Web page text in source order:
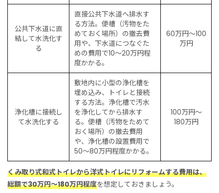
公共下水道に直
結して水洗化す
る
直接公共下水道へ排水す
る方法。便槽（汚物をた
めておく場所）の撤去費
用や、下水道につなぐた
めの費用で10〜20万円程
度かかる。
60万円〜100
万円
浄化槽に接続し
て水洗化する
敷地内に小型の浄化槽を
埋め込み、トイレと接続
する方法。浄化槽で汚水
を浄化してから排水す
る。便槽（汚物をためて
おく場所）の撤去費用
や、浄化槽の設置費用で
50〜80万円程度かかる。
100万円〜
180万円
くみ取り式和式トイレから洋式トイレにリフォームする費用は、
総額で30万円〜180万円程度を想定しておきましょう。